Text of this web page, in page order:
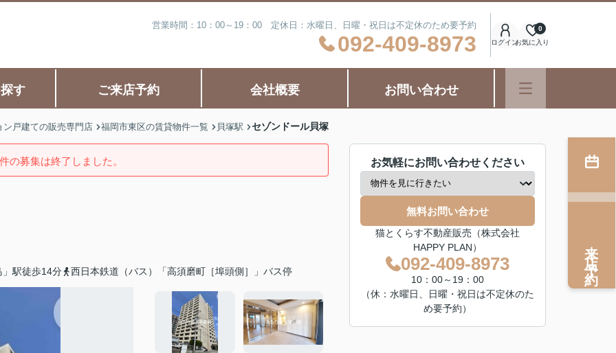
営業時間：10：00～19：00 定休日：水曜日、日曜・祝日は不定休のため要予約
092-409-8973 ログインお気に入り
0
す ご来店予約 会社概要 お問い合わせ
戸建ての販売専門店 福岡市東区の賃貸物件一覧 貝塚駅 セゾンドール貝塚
の募集は終了しました。
駅徒歩14分 西日本鉄道（バス）「高須磨町［埠頭側］」バス停
お気軽にお問い合わせください
無料お問い合わせ
猫とくらす不動産販売（株式会社
HAPPY PLAN）
092-409-8973
10：00～19：00
（休：水曜日、日曜・祝日は不定休のた
め要予約）
来店予約